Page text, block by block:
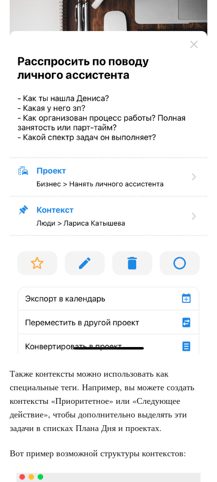
Также контексты можно использовать как
специальные теги. Например, вы можете создать
контексты «Приоритетное» или «Следующее
действие», чтобы дополнительно выделять эти
задачи в списках Плана Дня и проектах.
Вот пример возможной структуры контекстов: